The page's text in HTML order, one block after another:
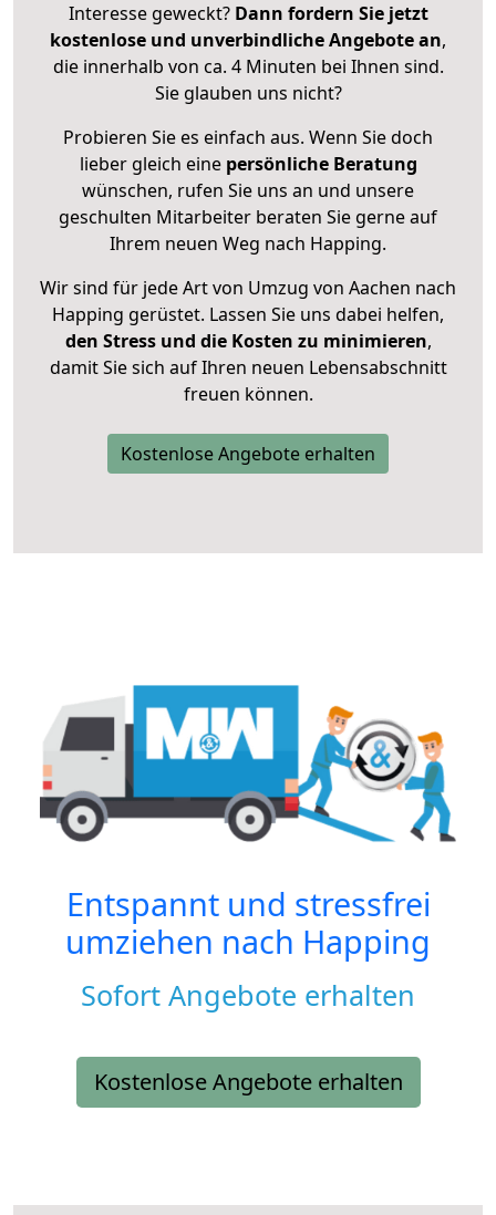
Interesse geweckt? Dann fordern Sie jetzt
kostenlose und unverbindliche Angebote an,
die innerhalb von ca. 4 Minuten bei Ihnen sind.
Sie glauben uns nicht?
Probieren Sie es einfach aus. Wenn Sie doch
lieber gleich eine persönliche Beratung
wünschen, rufen Sie uns an und unsere
geschulten Mitarbeiter beraten Sie gerne auf
Ihrem neuen Weg nach Happing.
Wir sind für jede Art von Umzug von Aachen nach
Happing gerüstet. Lassen Sie uns dabei helfen,
den Stress und die Kosten zu minimieren,
damit Sie sich auf Ihren neuen Lebensabschnitt
freuen können.
Kostenlose Angebote erhalten
Entspannt und stressfrei
umziehen nach Happing
Sofort Angebote erhalten
Kostenlose Angebote erhalten